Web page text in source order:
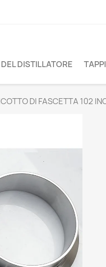
DISTILLATORE
DI FASCETTA 102